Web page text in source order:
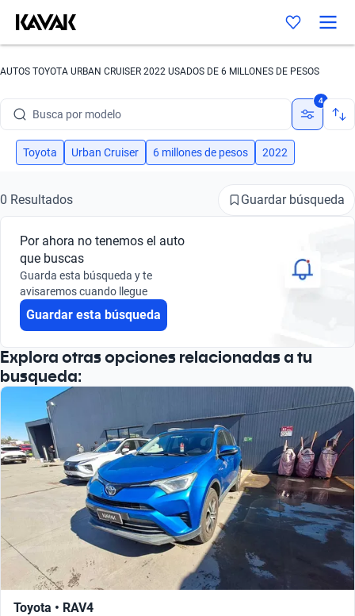
AUTOS TOYOTA URBAN CRUISER 2022 USADOS DE 6 MILLONES DE PESOS
Busca por modelo
Busca por versión
Busca por marca
Busca por modelo
Busca por versión
4
Toyota Urban Cruiser 6 millones de pesos 2022
0 Resultados Guardar búsqueda
Por ahora no tenemos el auto
que buscas
Guarda esta búsqueda y te
avisaremos cuando llegue
Guardar esta búsqueda
Explora otras opciones relacionadas a tu
busqueda:
Toyota • RAV4